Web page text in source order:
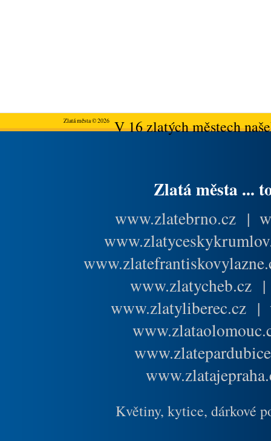
Zlatá města © 2026V 16 zlatých městech
Zlatá města ...
www.zlatebrno.cz |
www.zlatycheb.cz
www.zlatyliberec.cz |
Květiny, kytice, dárkové